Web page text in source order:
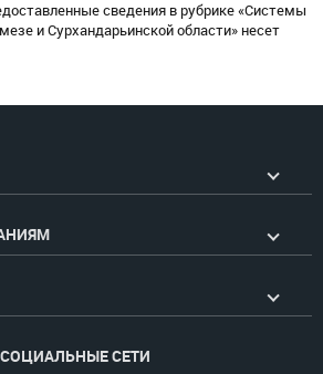
сведения в рубрике «Системы
и Сурхандарьинской области» несет
СОЦИАЛЬНЫЕ СЕТИ